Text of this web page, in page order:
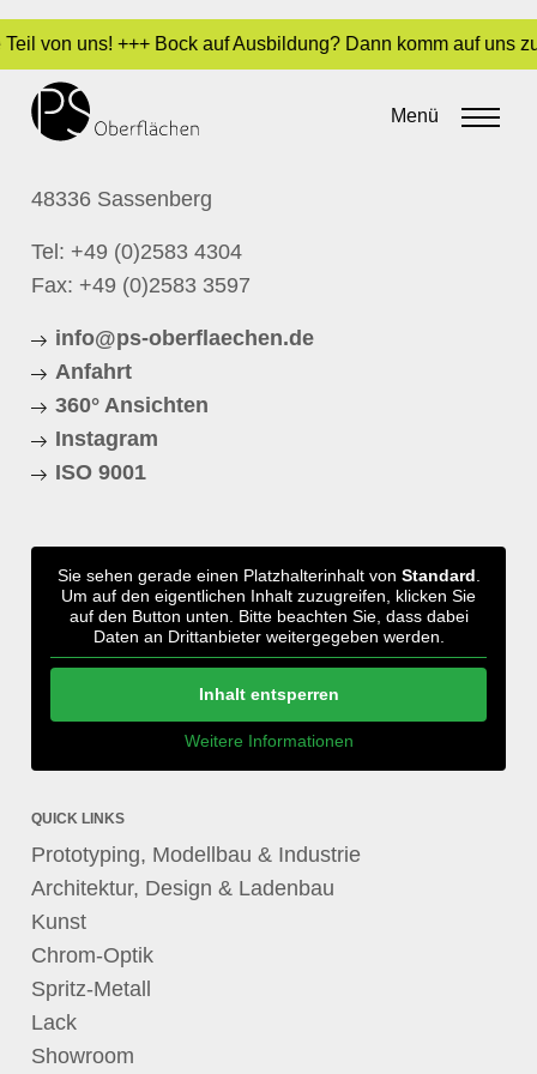
von uns! +++ Bock auf Ausbildung? Dann komm auf
Menü
KONTAKT
P.S. Oberflächen GmbH
48336 Sassenberg
Tel: +49 (0)2583 4304
Fax: +49 (0)2583 3597
info@ps-oberflaechen.de
Anfahrt
360° Ansichten
Instagram
ISO 9001
Sie sehen gerade einen Platzhalterinhalt von Standard
Um auf den eigentlichen Inhalt zuzugreifen, klicken Sie
auf den Button unten. Bitte beachten Sie, dass dabei
Daten an Drittanbieter weitergegeben werden.
Inhalt entsperren
Weitere Informationen
QUICK LINKS
Prototyping, Modellbau & Industrie
Architektur, Design & Ladenbau
Kunst
Chrom-Optik
Spritz-Metall
Lack
Showroom